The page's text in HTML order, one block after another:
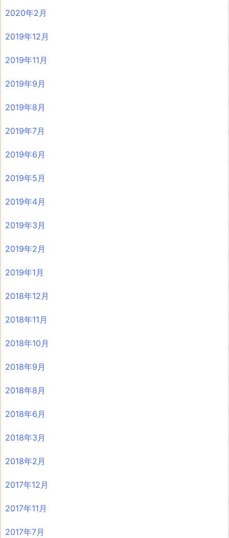
2020年2月
2019年12月
2019年11月
2019年9月
2019年8月
2019年7月
2019年6月
2019年5月
2019年4月
2019年3月
2019年2月
2019年1月
2018年12月
2018年11月
2018年10月
2018年9月
2018年8月
2018年6月
2018年3月
2018年2月
2017年12月
2017年11月
2017年7月